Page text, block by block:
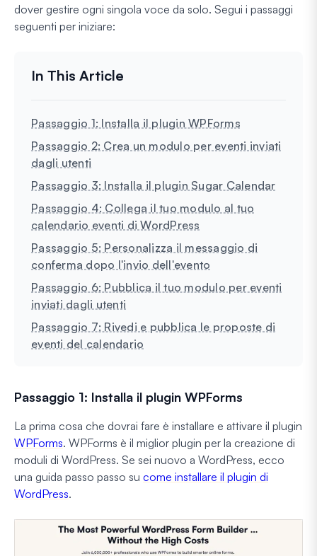
dover gestire ogni singola voce da solo. Segui i passaggi
seguenti per iniziare:
Passaggio 1: Installa il plugin WPForms
Passaggio 2: Crea un modulo per eventi inviati
dagli utenti
Passaggio 3: Installa il plugin Sugar Calendar
Passaggio 4: Collega il tuo modulo al tuo
calendario eventi di WordPress
Passaggio 5: Personalizza il messaggio di
conferma dopo l'invio dell'evento
Passaggio 6: Pubblica il tuo modulo per eventi
inviati dagli utenti
Passaggio 7: Rivedi e pubblica le proposte di
eventi del calendario
Passaggio 1: Installa il plugin WPForms
La prima cosa che dovrai fare è installare e attivare il plugin
WPForms. WPForms è il miglior plugin per la creazione di
moduli di WordPress. Se sei nuovo a WordPress, ecco
una guida passo passo su come installare il plugin di
WordPress.